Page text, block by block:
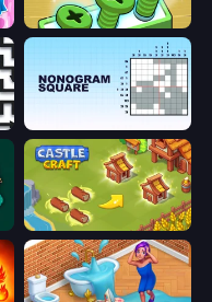
Screw Out: Bolts and Nuts
Castle Craft